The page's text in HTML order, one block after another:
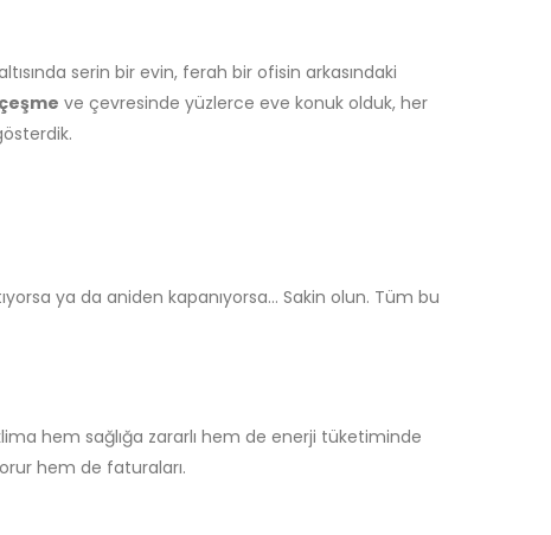
serin bir evin, ferah bir ofisin arkasındaki
ve çevresinde yüzlerce eve konuk olduk, her
ya da aniden kapanıyorsa... Sakin olun. Tüm bu
hem sağlığa zararlı hem de enerji tüketiminde
hem de faturaları.